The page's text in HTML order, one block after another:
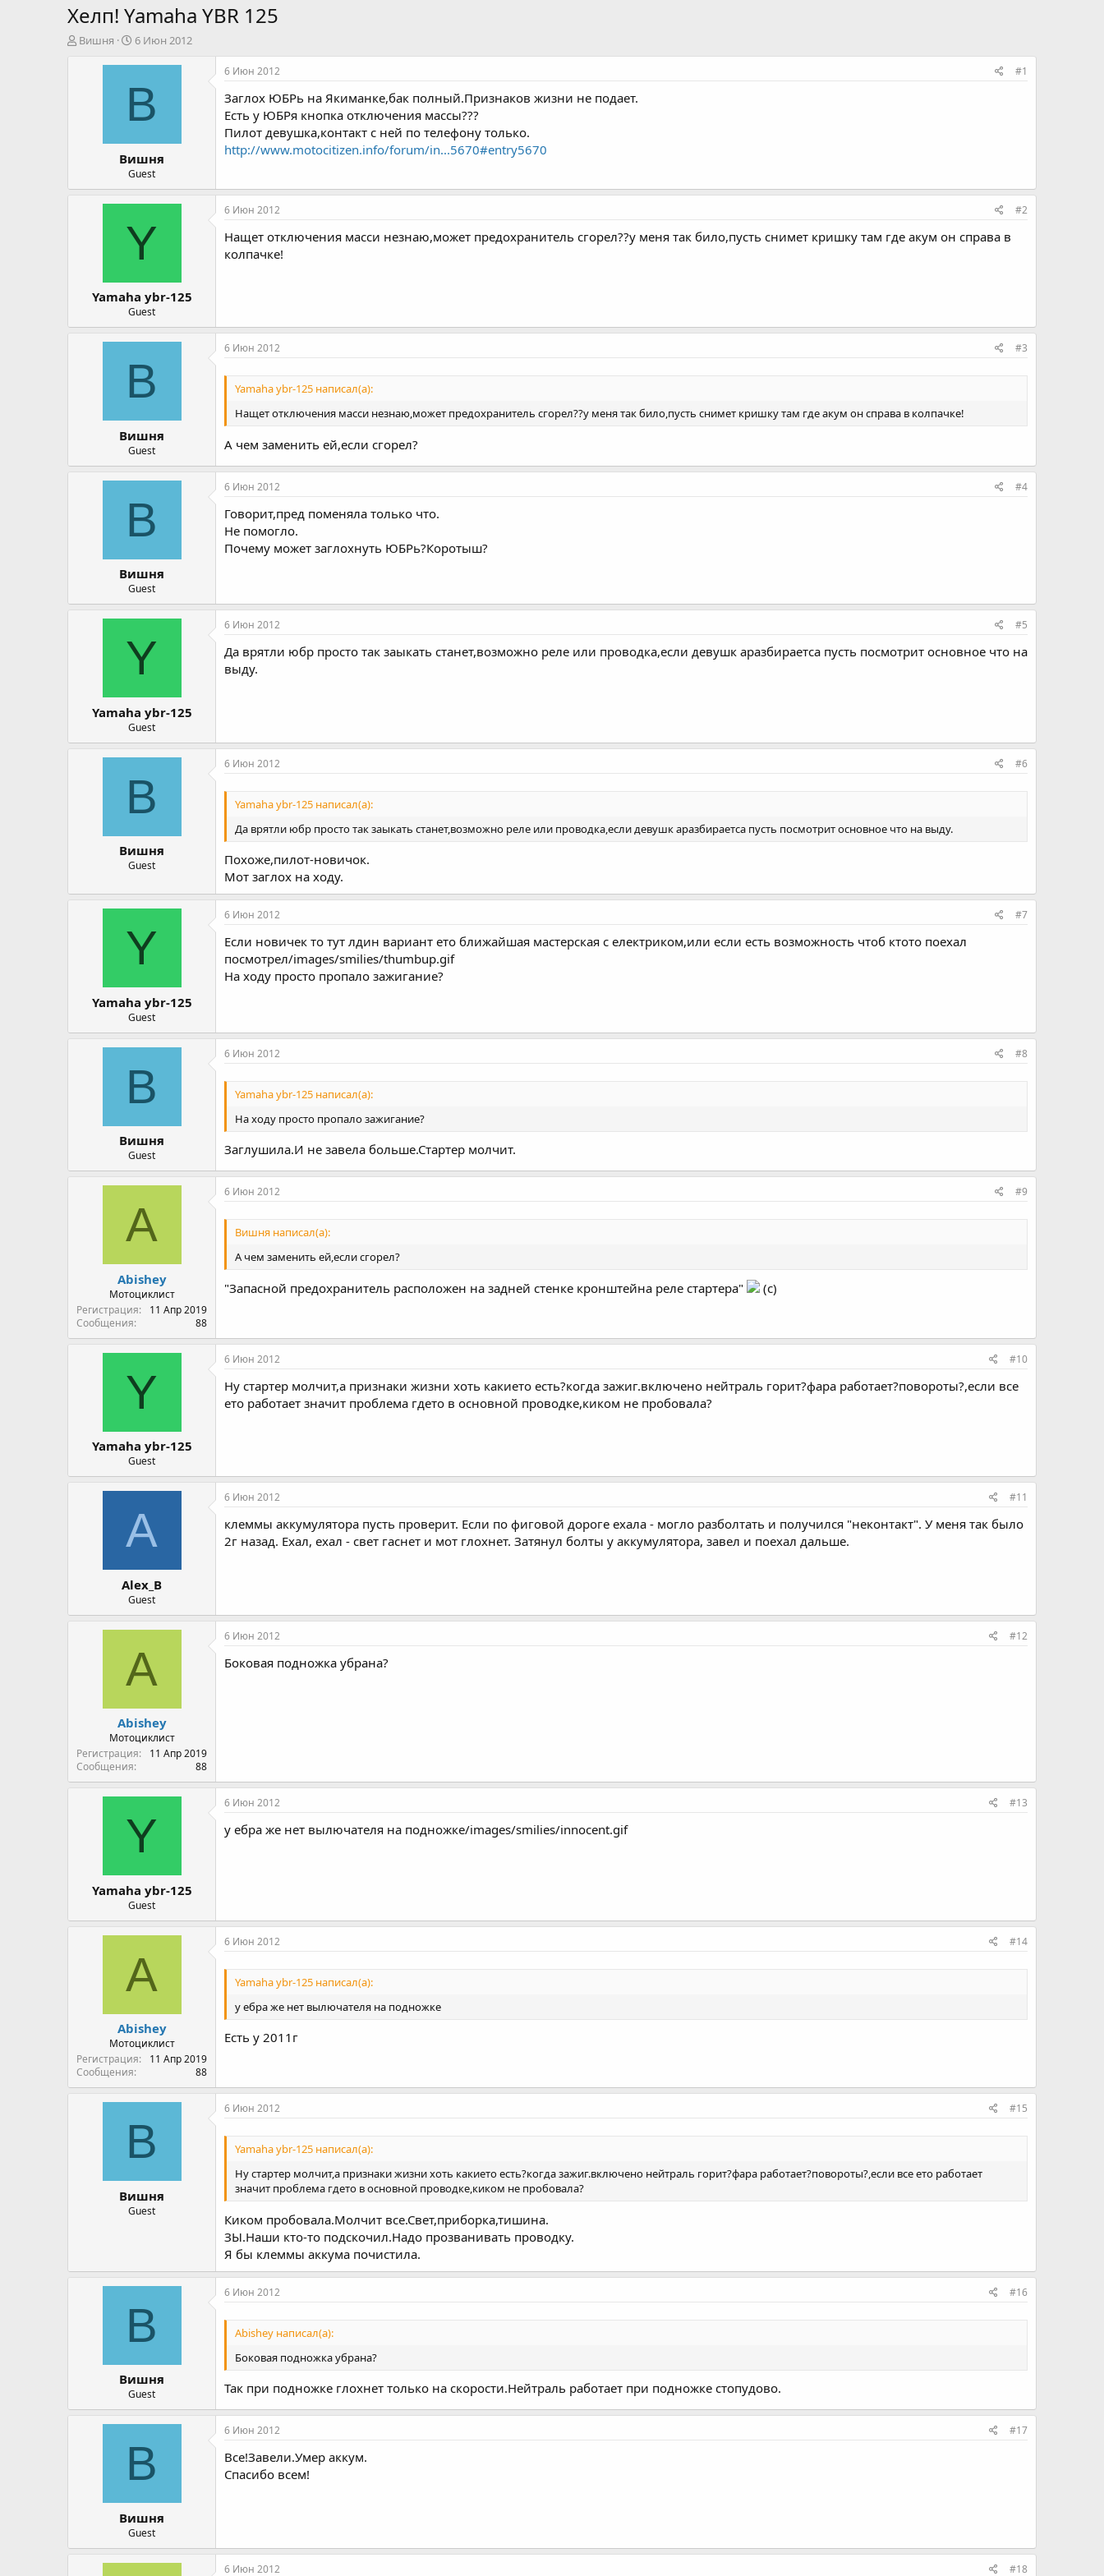
Хелп! Yamaha YBR 125
А
Вишня
Д
т
н
а
а
л
а
6 Июн 2012
В
Вишня
Guest
6 Июн 2012 #1
Заглох ЮБРь на Якиманке,бак полный.Признаков жизни не подает.
Есть у ЮБРя кнопка отключения массы???
Пилот девушка,контакт с ней по телефону только.
http://www.motocitizen.info/forum/in...5670#entry5670
Y
Yamaha ybr-125
Guest
6 Июн 2012 #2
Нащет отключения масси незнаю,может предохранитель сгорел??у меня так било,пусть снимет кришку там где акум он справа в
колпачке!
В
Вишня
Guest
6 Июн 2012 #3
Yamaha ybr-125 написал(а):
Нащет отключения масси незнаю,может предохранитель сгорел??у меня так било,пусть снимет кришку там где акум он справа в колпачке!
А чем заменить ей,если сгорел?
В
Вишня
Guest
6 Июн 2012 #4
Говорит,пред поменяла только что.
Не помогло.
Почему может заглохнуть ЮБРь?Коротыш?
Y
Yamaha ybr-125
Guest
6 Июн 2012 #5
Да врятли юбр просто так заыкать станет,возможно реле или проводка,если девушк аразбираетса пусть посмотрит основное что на
выду.
В
Вишня
Guest
6 Июн 2012 #6
Yamaha ybr-125 написал(а):
Да врятли юбр просто так заыкать станет,возможно реле или проводка,если девушк аразбираетса пусть посмотрит основное что на выду.
Похоже,пилот-новичок.
Мот заглох на ходу.
Y
Yamaha ybr-125
Guest
6 Июн 2012 #7
Если новичек то тут лдин вариант ето ближайшая мастерская с електриком,или если есть возможность чтоб ктото поехал
посмотрел/images/smilies/thumbup.gif
На ходу просто пропало зажигание?
В
Вишня
Guest
6 Июн 2012 #8
Yamaha ybr-125 написал(а):
На ходу просто пропало зажигание?
Заглушила.И не завела больше.Стартер молчит.
A
Abishey
Мотоциклист
Регистрация
11 Апр 2019
Сообщения
88
6 Июн 2012 #9
Вишня написал(а):
А чем заменить ей,если сгорел?
"Запасной предохранитель расположен на задней стенке кронштейна реле стартера" (с)
Y
Yamaha ybr-125
Guest
6 Июн 2012 #10
Ну стартер молчит,а признаки жизни хоть какието есть?когда зажиг.включено нейтраль горит?фара работает?повороты?,если все
ето работает значит проблема гдето в основной проводке,киком не пробовала?
A
Alex_B
Guest
6 Июн 2012 #11
клеммы аккумулятора пусть проверит. Если по фиговой дороге ехала - могло разболтать и получился "неконтакт". У меня так было
2г назад. Ехал, ехал - свет гаснет и мот глохнет. Затянул болты у аккумулятора, завел и поехал дальше.
A
Abishey
Мотоциклист
Регистрация
11 Апр 2019
Сообщения
88
6 Июн 2012 #12
Боковая подножка убрана?
Y
Yamaha ybr-125
Guest
6 Июн 2012 #13
у ебра же нет вылючателя на подножке/images/smilies/innocent.gif
A
Abishey
Мотоциклист
Регистрация
11 Апр 2019
Сообщения
88
6 Июн 2012 #14
Yamaha ybr-125 написал(а):
у ебра же нет вылючателя на подножке
Есть у 2011г
В
Вишня
Guest
6 Июн 2012 #15
Yamaha ybr-125 написал(а):
Ну стартер молчит,а признаки жизни хоть какието есть?когда зажиг.включено нейтраль горит?фара работает?повороты?,если все ето работает
значит проблема гдето в основной проводке,киком не пробовала?
Киком пробовала.Молчит все.Свет,приборка,тишина.
ЗЫ.Наши кто-то подскочил.Надо прозванивать проводку.
Я бы клеммы аккума почистила.
В
Вишня
Guest
6 Июн 2012 #16
Abishey написал(а):
Боковая подножка убрана?
Так при подножке глохнет только на скорости.Нейтраль работает при подножке стопудово.
В
Вишня
Guest
6 Июн 2012 #17
Все!Завели.Умер аккум.
Спасибо всем!
6 Июн 2012 #18